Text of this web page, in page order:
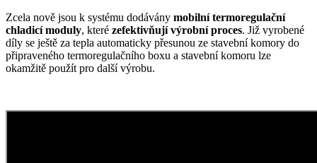
Zcela nově jsou k systému dodávány mobilní termoregulační
chladicí moduly, které zefektivňují výrobní proces. Již vyrobené
díly se ještě za tepla automaticky přesunou ze stavební komory do
připraveného termoregulačního boxu a stavební komoru lze
okamžitě použít pro další výrobu.